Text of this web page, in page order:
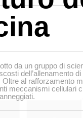
da un gruppo di
dell’allenamento
al rafforzamento
meccanismi cellulari